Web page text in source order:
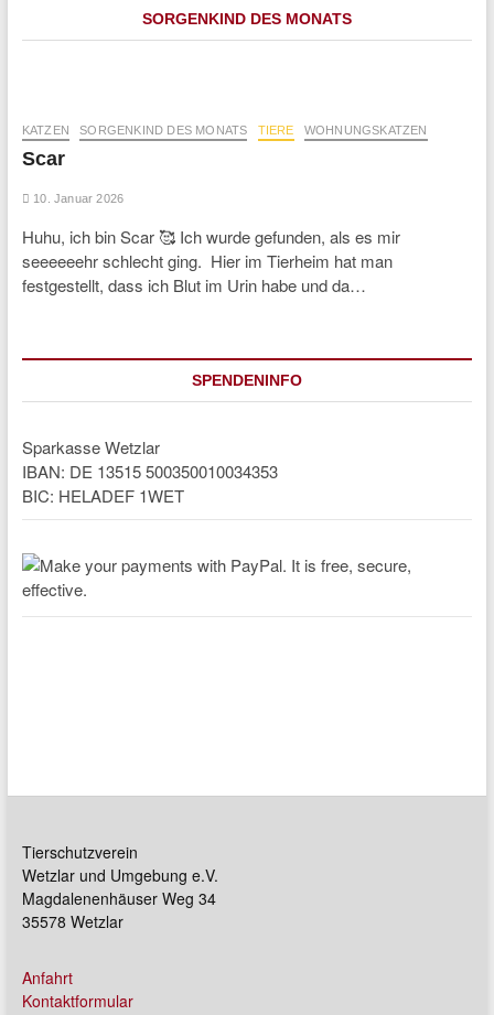
SORGENKIND DES MONATS
KATZEN SORGENKIND DES MONATS TIERE WOHNUNGSKATZEN
Scar
10. Januar 2026
Huhu, ich bin Scar 🥰 Ich wurde gefunden, als es mir
seeeeeehr schlecht ging. Hier im Tierheim hat man
festgestellt, dass ich Blut im Urin habe und da…
SPENDENINFO
Sparkasse Wetzlar
IBAN: DE 13515 500350010034353
BIC: HELADEF 1WET
Tierschutzverein
Wetzlar und Umgebung e.V.
Magdalenenhäuser Weg 34
35578 Wetzlar
Anfahrt
Kontaktformular